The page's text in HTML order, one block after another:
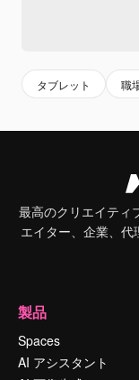
タブレット 職
最高のクリエイティ
エイター、企業、
製品
Spaces
AI アシスタント